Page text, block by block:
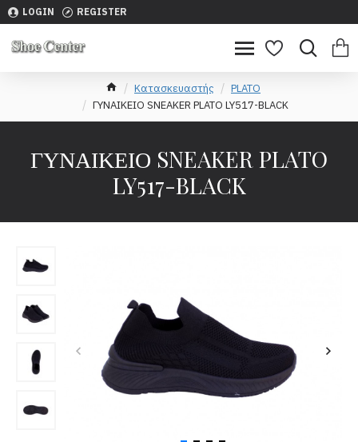
LOGIN REGISTER
Κατασκευαστής
PLATO
ΓΥΝΑΙΚΕΙΟ SNEAKER PLATO LY517-BLACK
ΓΥΝΑΙΚΕΙΟ SNEAKER PLATO
LY517-BLACK